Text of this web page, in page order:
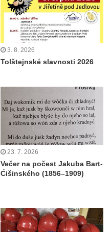
3. 8. 2026
Tolštejnské slavnosti 2026
23. 7. 2026
Večer na počest Jakuba Bart-
Ćišinského (1856–1909)